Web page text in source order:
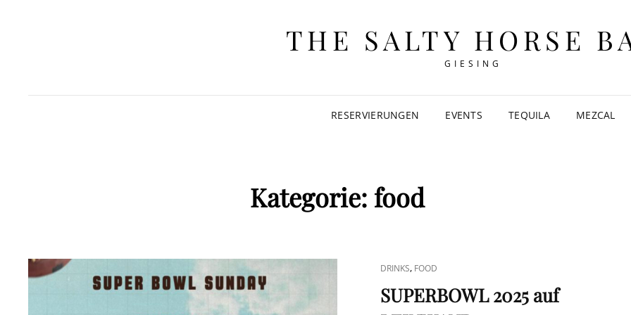
THE SALTY HORSE
GIESING
RESERVIERUNGEN EVENTS TEQUILA MEZCAL
Kategorie: food
CAT
LINKS
DRINKS, FOOD
SUPERBOWL 2025 auf